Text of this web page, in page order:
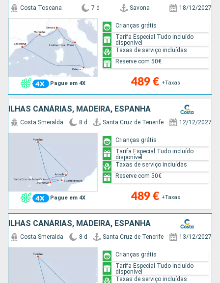
Pague em 4X
Costa Toscana 7 d Savona 18/12/2027
489 € +Taxas
Crianças grátis
Tarifa Especial Tudo incluído
disponível
Taxas de serviço incluídas
Reserve com 50€
ILHAS CANÁRIAS, MADEIRA, ESPANHA
Pague em 4X
Costa Smeralda 8 d Santa Cruz de Tenerife 12/12/2027
489 € +Taxas
Crianças grátis
Tarifa Especial Tudo incluído
disponível
Taxas de serviço incluídas
Reserve com 50€
ILHAS CANÁRIAS, MADEIRA, ESPANHA
Costa Smeralda 8 d Santa Cruz de Tenerife 13/12/2027
Crianças grátis
Tarifa Especial Tudo incluído
disponível
Taxas de serviço incluídas